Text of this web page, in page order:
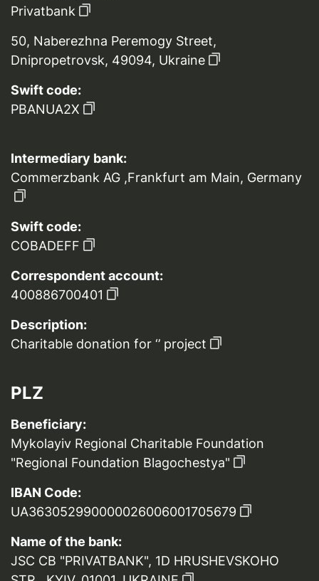
Privatbank
50, Naberezhna Peremogy Street,
Dnipropetrovsk, 49094, Ukraine
Swift code:
PBANUA2X
Intermediary bank:
Commerzbank AG ,Frankfurt am Main, Germany
Swift code:
COBADEFF
Correspondent account:
400886700401
Description:
Charitable donation for ‘’ project
PLZ
Beneficiary:
Mykolayiv Regional Charitable Foundation
"Regional Foundation Blagochestya"
IBAN Code:
UA363052990000026006001705679
Name of the bank:
JSC CB "PRIVATBANK", 1D HRUSHEVSKOHO